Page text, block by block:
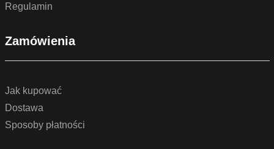
Regulamin
Zamówienia
Jak kupować
Dostawa
Sposoby płatności